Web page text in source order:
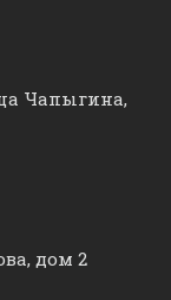
Чапыгина,
дом 2